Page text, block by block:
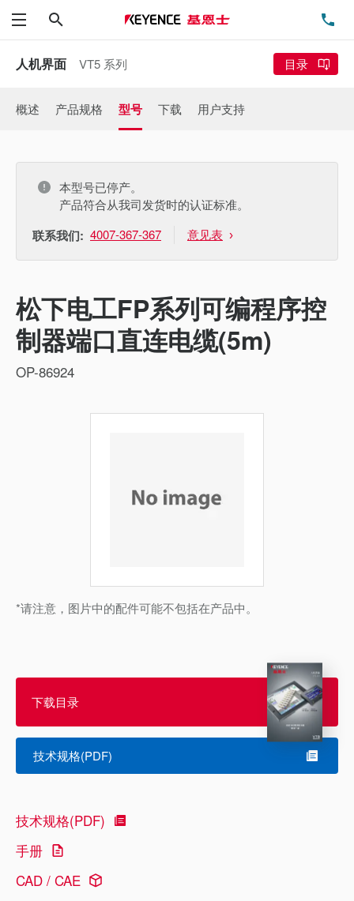
菜单
人机界面 VT5 系列 目录
概述 产品规格 型号 下载 用户支持
本型号已停产。
产品符合从我司发货时的认证标准。
联系我们: 4007-367-367 意见表
松下电工FP系列可编程序控
制器端口直连电缆(5m)
OP-86924
*请注意，图片中的配件可能不包括在产品中。
下载目录
技术规格(PDF)
技术规格(PDF)
手册
CAD / CAE